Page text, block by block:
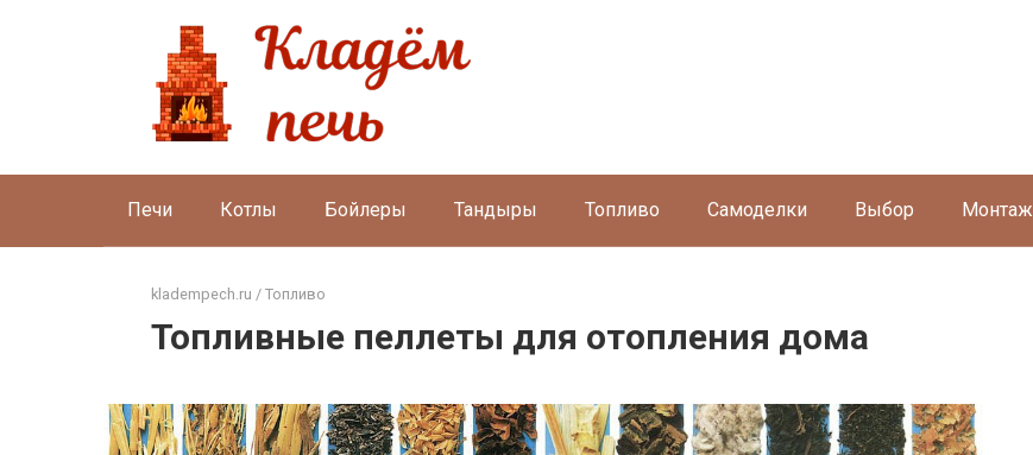
Печи Котлы Бойлеры Тандыры Топливо Самоделки Выбор Монтаж
kladempech.ru / Топливо
Топливные пеллеты для отопления дома